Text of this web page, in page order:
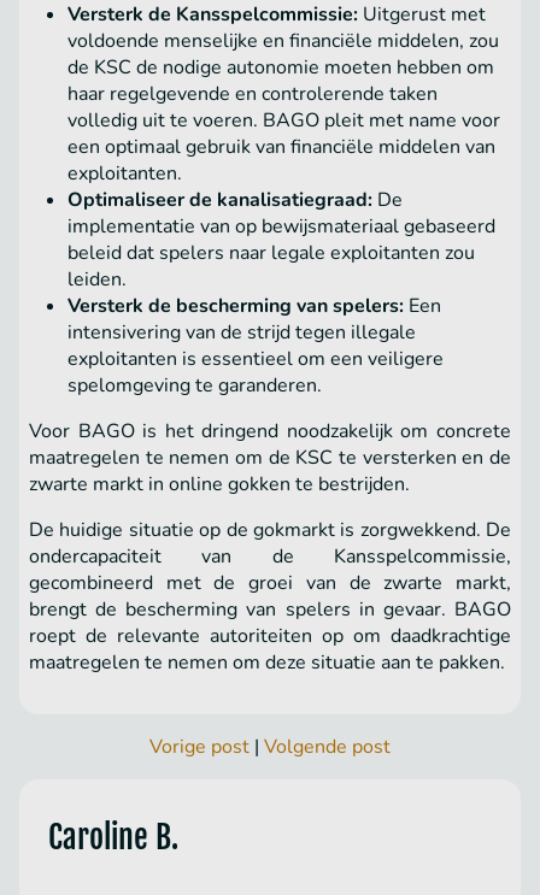
Versterk de Kansspelcommissie: Uitgerust met
voldoende menselijke en financiële middelen, zou
de KSC de nodige autonomie moeten hebben om
haar regelgevende en controlerende taken
volledig uit te voeren. BAGO pleit met name voor
een optimaal gebruik van financiële middelen van
exploitanten.
Optimaliseer de kanalisatiegraad: De
implementatie van op bewijsmateriaal gebaseerd
beleid dat spelers naar legale exploitanten zou
leiden.
Versterk de bescherming van spelers: Een
intensivering van de strijd tegen illegale
exploitanten is essentieel om een ​​veiligere
spelomgeving te garanderen.
Voor BAGO is het dringend noodzakelijk om concrete
maatregelen te nemen om de KSC te versterken en de
zwarte markt in online gokken te bestrijden.
De huidige situatie op de gokmarkt is zorgwekkend. De
ondercapaciteit van de Kansspelcommissie,
gecombineerd met de groei van de zwarte markt,
brengt de bescherming van spelers in gevaar. BAGO
roept de relevante autoriteiten op om daadkrachtige
maatregelen te nemen om deze situatie aan te pakken.
Vorige post | Volgende post
Caroline B.